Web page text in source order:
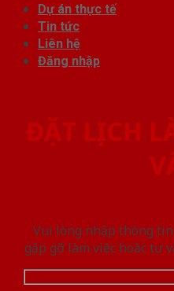
Dự án thực tế
Tin tức
Liên hệ
Đăng nhập
ĐẶT LỊCH
Vui lòng nhập thông
gặp gỡ làm việc hoăc tư